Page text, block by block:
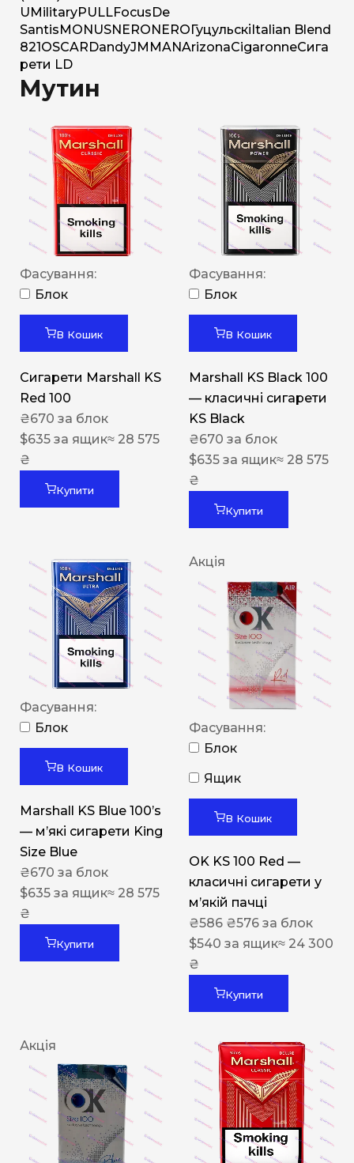
U MilitaryPULLFocus De
Santis MONUSNERO NERO Гуцульскі Italian Blend
821 OSCAR DandyJM MANArizonaCigaronneСига
рети LD
Мутин
Фасування:
Блок
В Кошик
Сигарети Marshall KS
Red 100
₴670 за блок
$635 за ящик≈ 28 575
₴
Купити
Фасування:
Блок
В Кошик
Marshall KS Black 100
— класичні сигарети
KS Black
₴670 за блок
$635 за ящик≈ 28 575
₴
Купити
Фасування:
Блок
В Кошик
Marshall KS Blue 100’s
— м’які сигарети King
Size Blue
₴670 за блок
$635 за ящик≈ 28 575
₴
Купити
Акція
Фасування:
Блок
Ящик
В Кошик
OK KS 100 Red —
класичні сигарети у
м’якій пачці
₴586 ₴576 за блок
$540 за ящик≈ 24 300
₴
Купити
Акція